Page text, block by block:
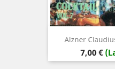
Alzner
Preis
7,00 €